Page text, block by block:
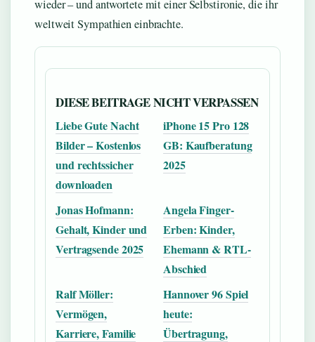
wieder – und antwortete mit einer Selbstironie, die ihr
weltweit Sympathien einbrachte.
DIESE BEITRAGE NICHT VERPASSEN
Liebe Gute Nacht
Bilder – Kostenlos
und rechtssicher
downloaden
iPhone 15 Pro 128
GB: Kaufberatung
2025
Jonas Hofmann:
Gehalt, Kinder und
Vertragsende 2025
Angela Finger-
Erben: Kinder,
Ehemann & RTL-
Abschied
Ralf Möller:
Vermögen,
Karriere, Familie
Hannover 96 Spiel
heute:
Übertragung,